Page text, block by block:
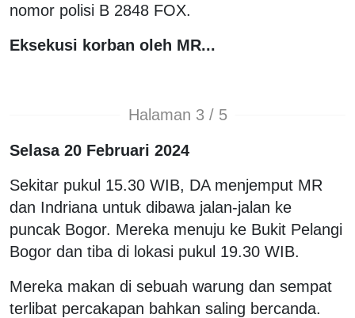
nomor polisi B 2848 FOX.
Eksekusi korban oleh MR...
Halaman 3 / 5
Selasa 20 Februari 2024
Sekitar pukul 15.30 WIB, DA menjemput MR
dan Indriana untuk dibawa jalan-jalan ke
puncak Bogor. Mereka menuju ke Bukit Pelangi
Bogor dan tiba di lokasi pukul 19.30 WIB.
Mereka makan di sebuah warung dan sempat
terlibat percakapan bahkan saling bercanda.